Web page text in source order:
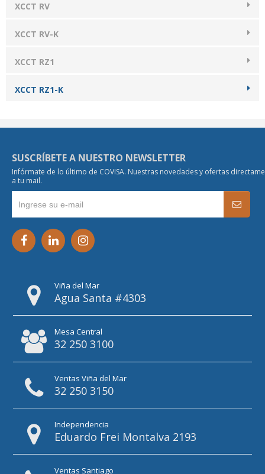
XCCT RV
XCCT RV-K
XCCT RZ1
XCCT RZ1-K
SUSCRÍBETE A NUESTRO NEWSLETTER
Infórmate de lo último de COVISA. Nuestras novedades y ofertas
a tu mail.
Viña del Mar
Agua Santa #4303
Mesa Central
32 250 3100
Ventas Viña del Mar
32 250 3150
Independencia
Eduardo Frei Montalva 2193
Ventas Santiago